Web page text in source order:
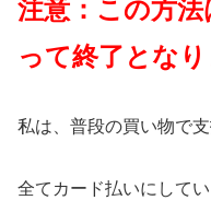
注意：この方法
って終了となり
私は、普段の買い物で
全てカード払いにして